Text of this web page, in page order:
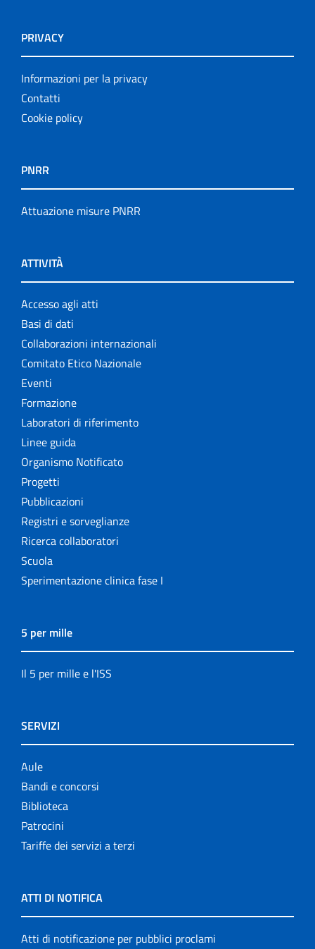
PRIVACY
Informazioni per la privacy
Contatti
Cookie policy
PNRR
Attuazione misure PNRR
ATTIVITÀ
Accesso agli atti
Basi di dati
Collaborazioni internazionali
Comitato Etico Nazionale
Eventi
Formazione
Laboratori di riferimento
Linee guida
Organismo Notificato
Progetti
Pubblicazioni
Registri e sorveglianze
Ricerca collaboratori
Scuola
Sperimentazione clinica fase I
5 per mille
Il 5 per mille e l'ISS
SERVIZI
Aule
Bandi e concorsi
Biblioteca
Patrocini
Tariffe dei servizi a terzi
ATTI DI NOTIFICA
Atti di notificazione per pubblici proclami